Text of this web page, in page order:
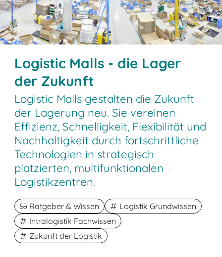
Logistic Malls - die Lager
der Zukunft
Logistic Malls gestalten die Zukunft
der Lagerung neu. Sie vereinen
Effizienz, Schnelligkeit, Flexibilität und
Nachhaltigkeit durch fortschrittliche
Technologien in strategisch
platzierten, multifunktionalen
Logistikzentren.
Ratgeber & Wissen
Logistik Grundwissen
Intralogistik Fachwissen
Zukunft der Logistik